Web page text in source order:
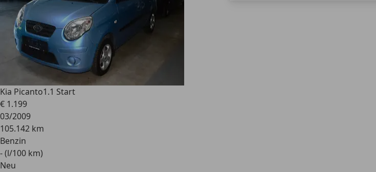
Kia Picanto1.1 Start
€ 1.199
03/2009
105.142 km
Benzin
- (l/100 km)
Neu